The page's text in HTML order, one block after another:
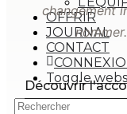
OFFRIR
JOURNAL
CONTACT
Toggle
changement
Découvrir